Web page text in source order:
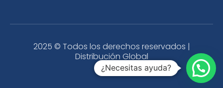
2025 © Todos los derechos reservados |
Distribución Global
¿Necesitas ayuda?